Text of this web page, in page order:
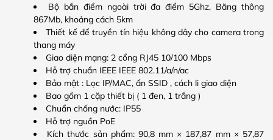
Bộ bắn điểm ngoài trời đa điểm 5Ghz, Băng thông
867Mb, khoảng cách 5km
Thiết kế để truyền tín hiệu không dây cho camera trong
thang máy
Giao diện mạng: 2 cổng RJ45 10/100 Mbps
Hỗ trợ chuẩn IEEE IEEE 802.11/a/n/ac
Bảo mật : Lọc IP/MAC, ẩn SSID , cách li giao diện
Bao gồm 1 cặp thiết bị ( 1 đen, 1 trắng )
Chuẩn chống nước: IP55
Hỗ trợ nguồn PoE
Kích thước sản phẩm: 90,8 mm × 187,87 mm × 57,87